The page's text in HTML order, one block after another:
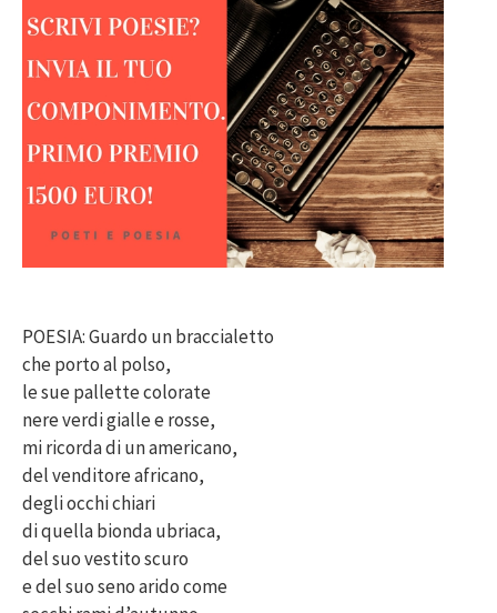
POESIA: Guardo un braccialetto
che porto al polso,
le sue pallette colorate
nere verdi gialle e rosse,
mi ricorda di un americano,
del venditore africano,
degli occhi chiari
di quella bionda ubriaca,
del suo vestito scuro
e del suo seno arido come